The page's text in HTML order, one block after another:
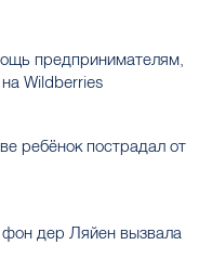
предпринимателям,
Wildberries
ребёнок пострадал от
дер Ляйен вызвала